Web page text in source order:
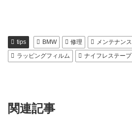
tips BMW 修理 メンテナンス
ラッピングフィルム
ナイフレステープ
関連記事